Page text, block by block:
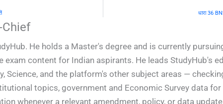
धारा 36
He holds a Master's degree and is currently
content for Indian aspirants. He leads StudyHub's
Science, and the platform's other subject areas —
topics, government and Economic Survey data
whenever a relevant amendment, policy, or data